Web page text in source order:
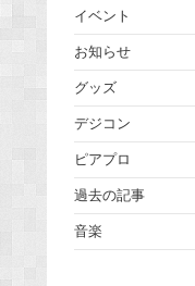
イベント
お知らせ
グッズ
デジコン
ピアプロ
過去の記事
音楽